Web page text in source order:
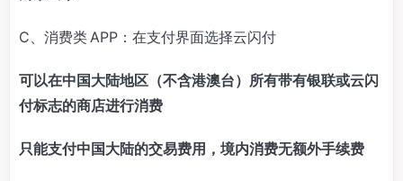
C、消费类 APP：在支付界面选择云闪付
可以在中国大陆地区（不含港澳台）所有带有银联或云闪
付标志的商店进行消费
只能支付中国大陆的交易费用，境内消费无额外手续费